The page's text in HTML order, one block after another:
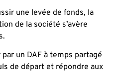
une levée de fonds, la
de la société s’avère
un DAF à temps partagé
de départ et répondre aux